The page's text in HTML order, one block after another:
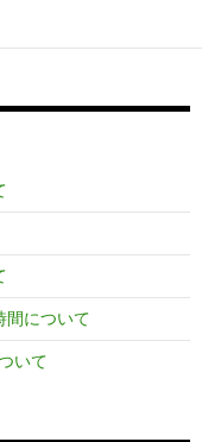
間について
いて